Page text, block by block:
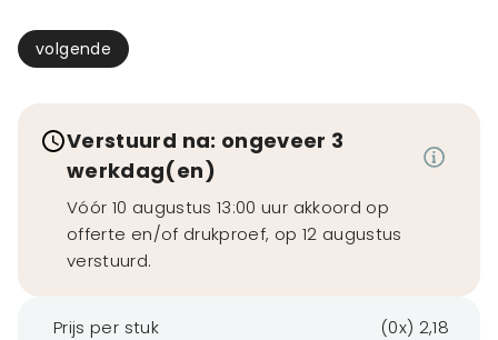
volgende
Verstuurd na: ongeveer 3
werkdag(en)
Vóór 10 augustus 13:00 uur akkoord op
offerte en/of drukproef, op 12 augustus
verstuurd.
Prijs per stuk
(0x) 2,18